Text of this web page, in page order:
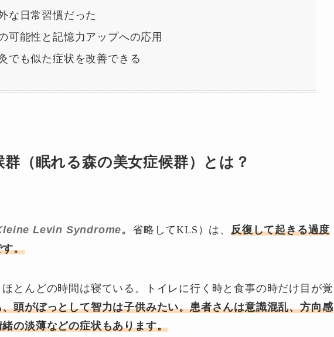
な日常習慣だった
可能性と記憶力アップへの応用
でも似た症状を改善できる
（眠れる森の美女症候群）とは？
Levin Syndrome。 省略してKLS ）は、 反復して起きる過度
す。
とんどの時間は寝ている。トイレに行く時と食事の時だけ目が覚
頭がぼっとして智力は子供みたい。患者さんは意識混乱、方向感
の淡薄などの症状もあります。